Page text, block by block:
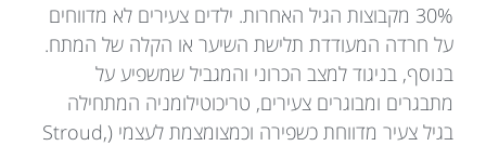
30% מקבוצות הגיל האחרות. ילדים צעירים לא מדווחים
על חרדה המעודדת תלישת השיער או הקלה של המתח.
בנוסף, בניגוד למצב הכרוני והמגביל שמשפיע על
מתבגרים ומבוגרים צעירים, טריכוטילומניה המתחילה
בגיל צעיר מדווחת כשפירה וכמצומצמת לעצמי (Stroud,